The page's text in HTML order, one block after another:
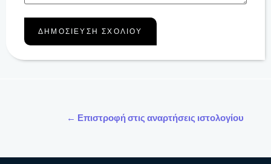
← Επιστροφή στις αναρτήσεις ιστολογίου